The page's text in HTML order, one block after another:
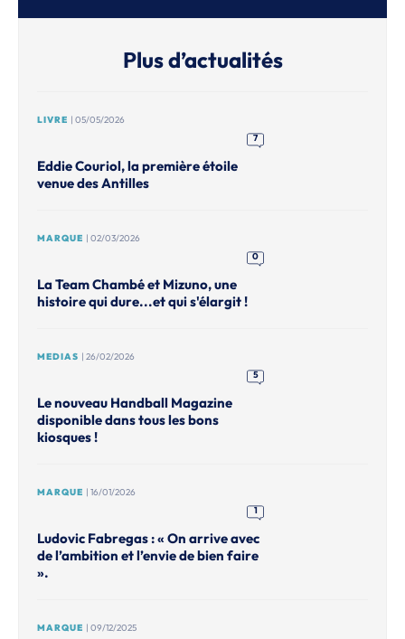
Plus d’actualités
LIVRE | 05/05/2026
7
Eddie Couriol, la première étoile
venue des Antilles
MARQUE | 02/03/2026
0
La Team Chambé et Mizuno, une
histoire qui dure...et qui s'élargit !
MEDIAS | 26/02/2026
5
Le nouveau Handball Magazine
disponible dans tous les bons
kiosques !
MARQUE | 16/01/2026
1
Ludovic Fabregas : « On arrive avec
de l’ambition et l’envie de bien faire
».
MARQUE | 09/12/2025